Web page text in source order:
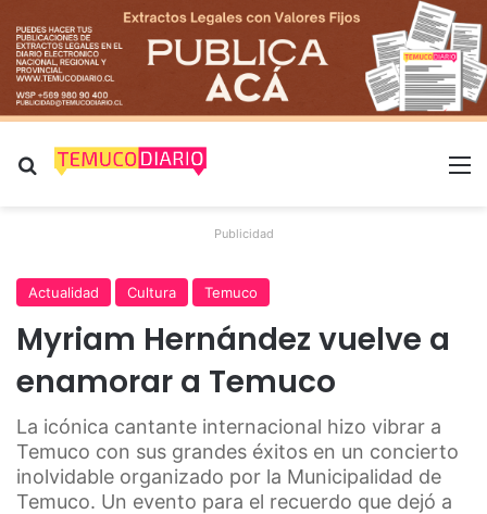
Buscar por
Publicidad
Actualidad Cultura Temuco
Myriam Hernández vuelve a
enamorar a Temuco
La icónica cantante internacional hizo vibrar a
Temuco con sus grandes éxitos en un concierto
inolvidable organizado por la Municipalidad de
Temuco. Un evento para el recuerdo que dejó a